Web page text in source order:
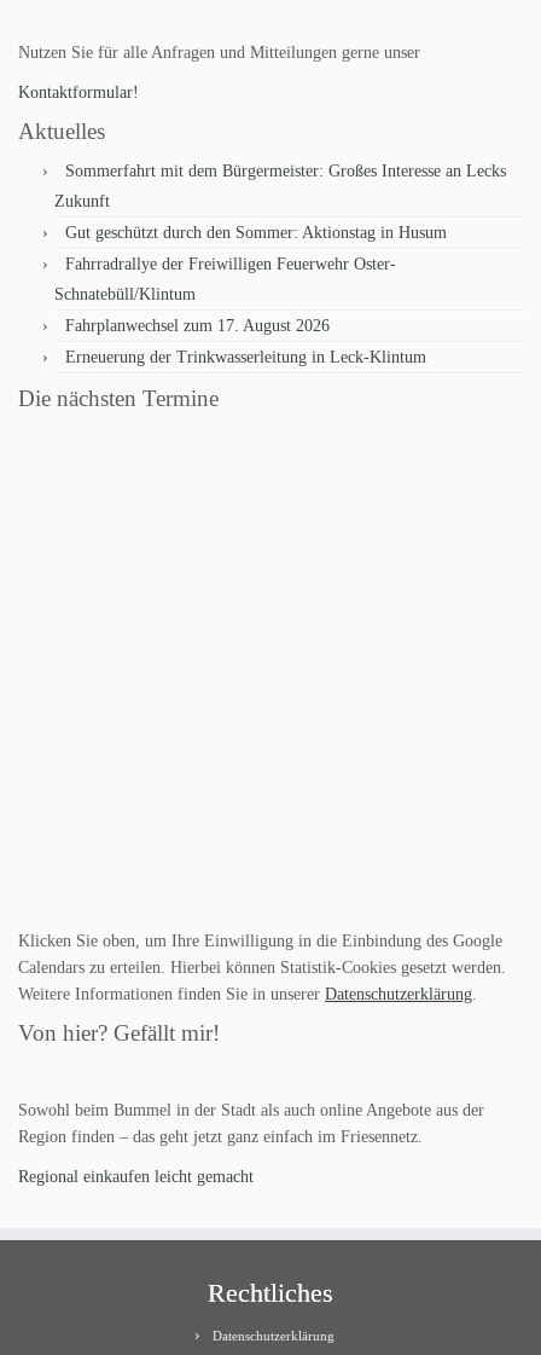
Nutzen Sie für alle Anfragen und Mitteilungen gerne unser
Kontaktformular!
Aktuelles
Sommerfahrt mit dem Bürgermeister: Großes Interesse an Lecks
Zukunft
Gut geschützt durch den Sommer: Aktionstag in Husum
Fahrradrallye der Freiwilligen Feuerwehr Oster-
Schnatebüll/Klintum
Fahrplanwechsel zum 17. August 2026
Erneuerung der Trinkwasserleitung in Leck-Klintum
Die nächsten Termine
Klicken Sie oben, um Ihre Einwilligung in die Einbindung des Google
Calendars zu erteilen. Hierbei können Statistik-Cookies gesetzt werden.
Weitere Informationen finden Sie in unserer Datenschutzerklärung.
Von hier? Gefällt mir!
Sowohl beim Bummel in der Stadt als auch online Angebote aus der
Region finden – das geht jetzt ganz einfach im Friesennetz.
Regional einkaufen leicht gemacht
Rechtliches
Datenschutzerklärung